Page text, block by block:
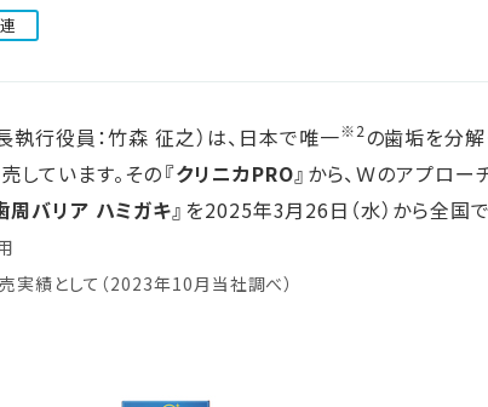
研究開発拠点
ESGデータ・第三者検証
イニシアチブ・外部評価
ステークホルダー・エンゲージメント
サステナビリティ発行物ダウンロード
行役員：竹森 征之）は、日本で唯一※2の歯垢を分解
しています。その『クリニカPRO』 から、Ｗのアプロー
バリア ハミガキ』 を2025年3月26日（水）から全国
実績として（2023年10月当社調べ）